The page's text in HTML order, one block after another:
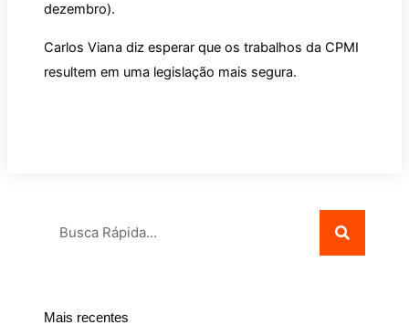
dezembro).
Carlos Viana diz esperar que os trabalhos da CPMI
resultem em uma legislação mais segura.
Mais recentes